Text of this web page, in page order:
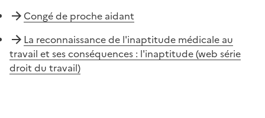
Congé de proche aidant
La reconnaissance de l'inaptitude médicale au
travail et ses conséquences : l'inaptitude (web série
droit du travail)